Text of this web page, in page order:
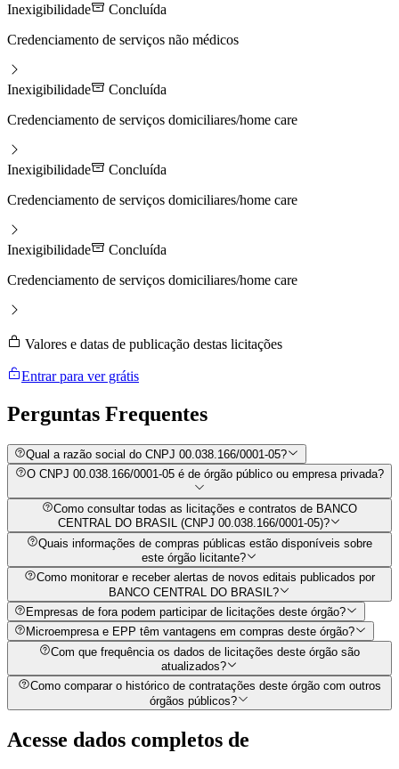
Inexigibilidade
Concluída
Credenciamento de serviços não médicos
Inexigibilidade
Concluída
Credenciamento de serviços domiciliares/home care
Inexigibilidade
Concluída
Credenciamento de serviços domiciliares/home care
Inexigibilidade
Concluída
Credenciamento de serviços domiciliares/home care
Valores e datas de publicação destas licitações
Entrar para ver grátis
Perguntas Frequentes
Qual a razão social do CNPJ 00.038.166/0001-05?
O CNPJ 00.038.166/0001-05 é de órgão público ou empresa privada?
Como consultar todas as licitações e contratos de BANCO
CENTRAL DO BRASIL (CNPJ 00.038.166/0001-05)?
Quais informações de compras públicas estão disponíveis sobre
este órgão licitante?
Como monitorar e receber alertas de novos editais publicados por
BANCO CENTRAL DO BRASIL?
Empresas de fora podem participar de licitações deste órgão?
Microempresa e EPP têm vantagens em compras deste órgão?
Com que frequência os dados de licitações deste órgão são
atualizados?
Como comparar o histórico de contratações deste órgão com outros
órgãos públicos?
Acesse dados completos de